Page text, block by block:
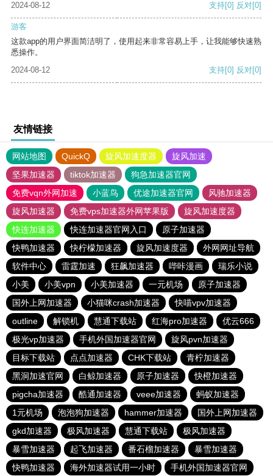
2024-08-12
支持[0] 反对[0]
游客
这款app的用户界面简洁明了，使用起来非常容易上手，让我能够快速熟
悉操作。
2024-08-12
支持[0] 反对[0]
友情链接
网站地图 QuickQ 旋风加速度器
旋风加速
坚果加速器
tiktok加速器
狗急加速器官网
免费vqn外网加速
小蓝鸟 优途加速器官网
风驰加速器
旋风加速器
免费vps加速器外网苹果版
旋风加速度器
快连加速器
快连加速器官网入口
原子加速器
快鸭加速器
快柠檬加速器 旋风加速度器
外网网址导航
软件中心
雷霆加速 狂飙加速器 哔咔漫画
瑞乐小说
小美
小美vpn 小美加速器 一元机场
原子加速器
国外上网加速器
小猫咪crash加速器
快喵vpv加速器
outline
解锁机 慧通下载站 红海pro加速器
优云666
极光vp加速器
手机外国加速器官网
旋风pvn加速器
目标下载站
点点加速器 CHK下载站
青柠加速器
黑洞加速官网
白鲸加速器 原子加速器
快橙加速器
pigcha加速器
酷通加速器 veee加速器
蚂蚁加速器
1元机场
泡泡狗加速器 hammer加速器
国外上网加速器
gkd加速器
极风加速器 慧通下载站
极风加速器
暴雪加速器
起飞加速器 番石榴加速器
暴雪加速器
快鸭加速器
海外加速器试用一小时 手机外国加速器官网